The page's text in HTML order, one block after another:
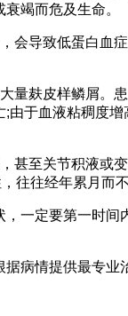
竭而危及生命。
会导致低蛋白血
量麸皮样鳞屑。
由于血液粘稠度
甚至关节积液或
往往经年累月而不
一定要第一时间
病情提供最专业